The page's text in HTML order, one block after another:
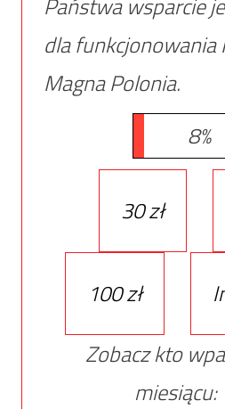
dla funkcjonowania
Magna Polonia.
8%
30 zł
100 zł
Zobacz kto
miesiącu: